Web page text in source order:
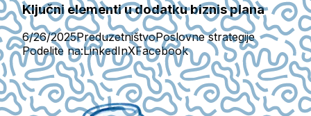
Ključni elementi u dodatku biznis plana
6/26/2025PreduzetništvoPoslovne strategije
Podelite na:LinkedInXFacebook